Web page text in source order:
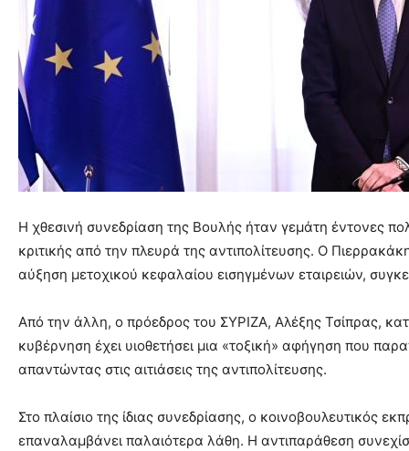
Η χθεσινή συνεδρίαση της Βουλής ήταν γεμάτη έντονες
κριτικής από την πλευρά της αντιπολίτευσης. Ο
αύξηση μετοχικού κεφαλαίου εισηγμένων εταιρειών,
Από την άλλη, ο πρόεδρος του ΣΥΡΙΖΑ, Αλέξης Τσίπρας,
κυβέρνηση έχει υιοθετήσει μια «τοξική» αφήγηση που
απαντώντας στις αιτιάσεις της αντιπολίτευσης.
Στο πλαίσιο της ίδιας συνεδρίασης, ο κοινοβουλευτικός
επαναλαμβάνει παλαιότερα λάθη. Η αντιπαράθεση